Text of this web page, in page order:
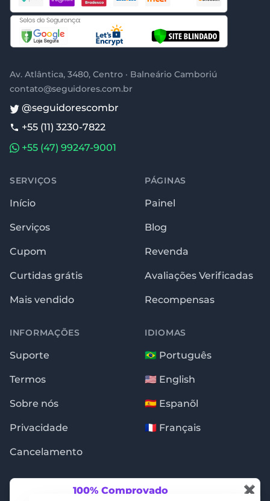
100% Comprovado ✖
Av. Atlântica, 3480, Centro · Balneário Camboriú
contato@seguidores.com.br
@seguidorescombr
+55 (11) 3230-7822
+55 (47) 99247-9001
SERVIÇOS
Início
Serviços
Cupom
Curtidas grátis
Mais vendido
PÁGINAS
Painel
Blog
Revenda
Avaliações Verificadas
Recompensas
INFORMAÇÕES
Suporte
Termos
Sobre nós
Privacidade
Cancelamento
IDIOMAS
🇧🇷 Português
🇺🇸 English
🇪🇸 Espanõl
🇫🇷 Français